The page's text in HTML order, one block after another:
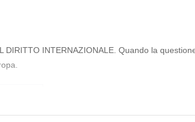
DIRITTO INTERNAZIONALE. Quando la